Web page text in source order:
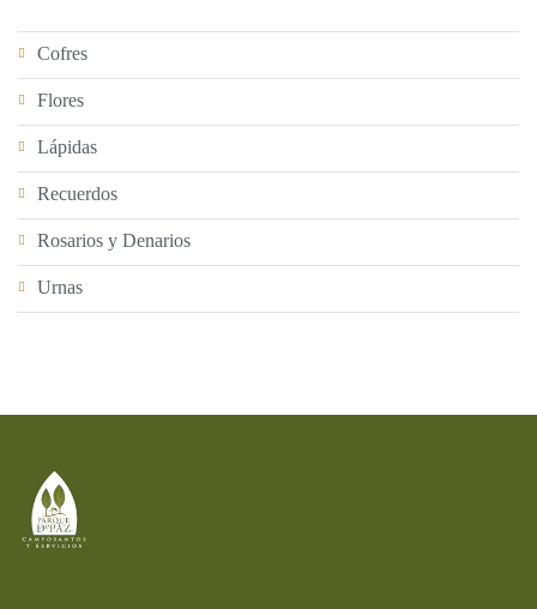
Cofres
Flores
Lápidas
Recuerdos
Rosarios y Denarios
Urnas